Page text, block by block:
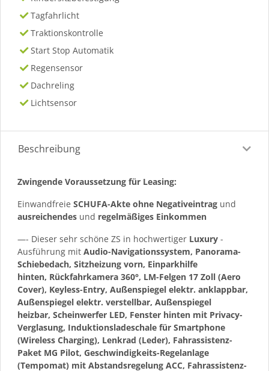
Tagfahrlicht
Traktionskontrolle
Start Stop Automatik
Regensensor
Dachreling
Lichtsensor
Beschreibung
Zwingende Voraussetzung für Leasing:
Einwandfreie SCHUFA-Akte ohne Negativeintrag und
ausreichendes und regelmäßiges Einkommen
—- Dieser sehr schöne ZS in hochwertiger Luxury -
Ausführung mit Audio-Navigationssystem, Panorama-
Schiebedach, Sitzheizung vorn, Einparkhilfe
hinten, Rückfahrkamera 360°, LM-Felgen 17 Zoll (Aero
Cover), Keyless-Entry, Außenspiegel elektr. anklappbar,
Außenspiegel elektr. verstellbar, Außenspiegel
heizbar, Scheinwerfer LED, Fenster hinten mit Privacy-
Verglasung, Induktionsladeschale für Smartphone
(Wireless Charging), Lenkrad (Leder), Fahrassistenz-
Paket MG Pilot, Geschwindigkeits-Regelanlage
(Tempomat) mit Abstandsregelung ACC, Fahrassistenz-